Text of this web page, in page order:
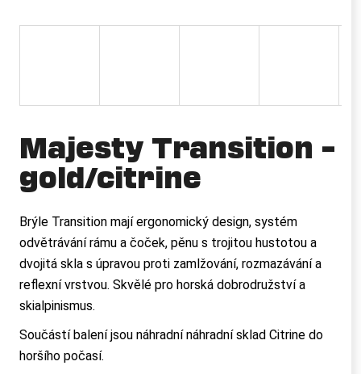
Majesty Transition –
gold/citrine
Brýle Transition mají ergonomický design, systém
odvětrávání rámu a čoček, pěnu s trojitou hustotou a
dvojitá skla s úpravou proti zamlžování, rozmazávání a
reflexní vrstvou. Skvělé pro horská dobrodružství a
skialpinismus.
Součástí balení jsou náhradní náhradní sklad Citrine do
horšího počasí.
a
?
HLEDAT
D
o
p
o
r
u
č